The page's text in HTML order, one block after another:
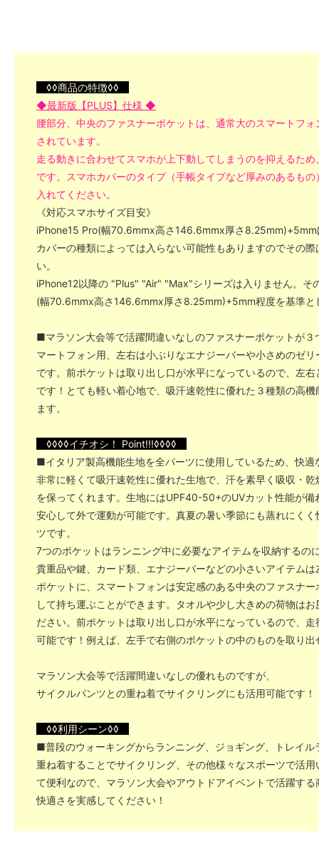
◊◊商品の特徴◊◊
◆最新版【PLUS】仕様 ◆
腰部分、中央のファスナーポケットは、通常大のスマートフ
されています。
走る動きに合わせてスマホが上下動してしまうのを抑えるた
です。スマホカバーのタイプ（手帳タイプなど厚みのあるも
入れてください。
《対応スマホサイズ目安》
iPhone15 Pro(幅70.6mmx高さ146.6mmx厚さ8.25mm)+5mm
カバーの種類によっては入らない可能性もありますのでその
い。
iPhone12以降の "Plus" "Air" "Max"シリーズは入りません。そ
(幅70.6mmx高さ146.6mmx厚さ8.25mm)+5mm程度を基準と
■マラソン大会等で活躍間違いなしのファスナーポケットが３
マートフォン用、左右は小ぶりなエナジーバーや小さめのゼ
です。前ポケットは取り出し口が水平になっているので、左
です！とても軽い着心地で、吸汗速乾性に優れた３種類の高
ます。
◊◊◊◊イチオシ！ Point!!!◊◊◊◊
■イタリア製高機能生地を全パーツに使用しているため、快適
非常に軽くて吸汗速乾性に優れた生地で、汗を素早く吸収・
を保ってくれます。生地にはUPF40-50+のUVカット性能が備
安心して外で運動が可能です。真夏の暑い季節にも蒸れにく
ツです。
7つのポケットはランニング中に必要なアイテムを収納するの
貴重品や鍵、カード類、エナジーバーなどの小さいアイテム
ポケットに、スマートフォンは安定感のある中央のファスナ
して持ち運ぶことができます。タオルや少し大きめの荷物は
ださい。前ポケットは取り出し口が水平になっているので、
可能です！例えば、左手で右側のポケットの中のものを取り出
マラソン大会等で活躍間違いなしの優れものですが、
サイクルパンツとの重ね着でサイクリングにも活用可能です！
◊◊利用シーン◊◊
■普段のウォーキングからランニング、ジョギング、トレイル
重ね着することでサイクリング、その他様々なスポーツで活
て便利なので、マラソン大会やアウトドアイベントで活躍す
快適さを実感してください！